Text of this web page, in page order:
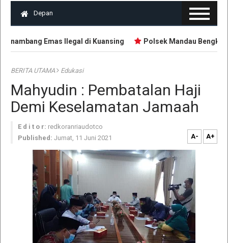
Depan
Emas Ilegal di Kuansing Polsek Mandau Bengkalis
BERITA UTAMA Edukasi
Mahyudin : Pembatalan Haji
Demi Keselamatan Jamaah
E d i t o r: redkoranriaudotco
Published: Jumat, 11 Juni 2021 A- A+